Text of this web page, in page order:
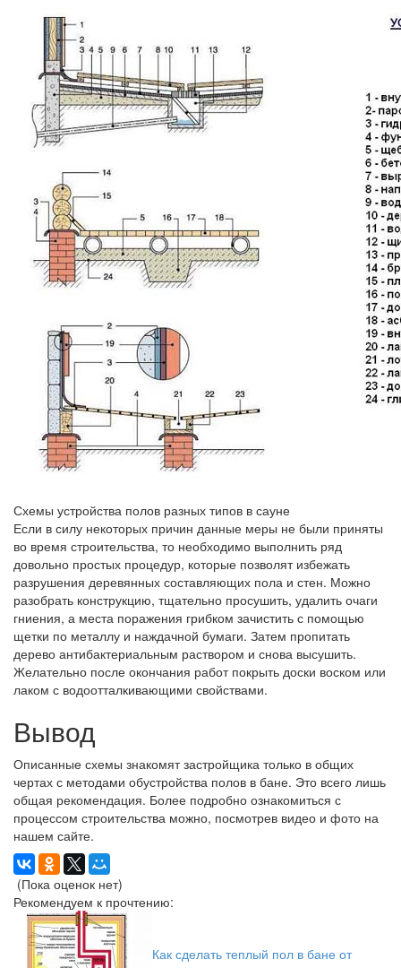
Схемы устройства полов разных типов в сауне
Если в силу некоторых причин данные меры не были приняты
во время строительства, то необходимо выполнить ряд
довольно простых процедур, которые позволят избежать
разрушения деревянных составляющих пола и стен. Можно
разобрать конструкцию, тщательно просушить, удалить очаги
гниения, а места поражения грибком зачистить с помощью
щетки по металлу и наждачной бумаги. Затем пропитать
дерево антибактериальным раствором и снова высушить.
Желательно после окончания работ покрыть доски воском или
лаком с водоотталкивающими свойствами.
Вывод
Описанные схемы знакомят застройщика только в общих
чертах с методами обустройства полов в бане. Это всего лишь
общая рекомендация. Более подробно ознакомиться с
процессом строительства можно, посмотрев видео и фото на
нашем сайте.
(Пока оценок нет)
Рекомендуем к прочтению:
Как сделать теплый пол в бане от